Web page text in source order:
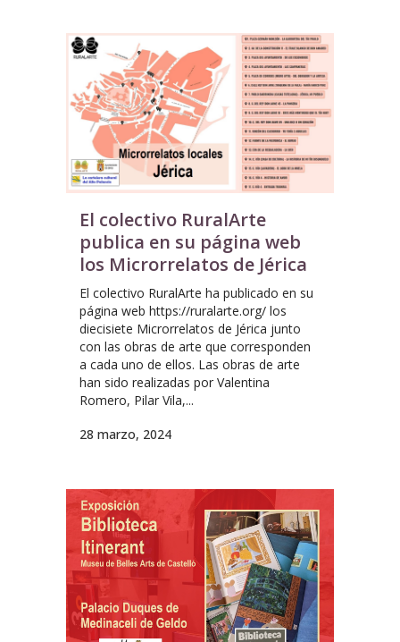
El colectivo RuralArte
publica en su página web
los Microrrelatos de Jérica
El colectivo RuralArte ha publicado en su
página web https://ruralarte.org/ los
diecisiete Microrrelatos de Jérica junto
con las obras de arte que corresponden
a cada uno de ellos. Las obras de arte
han sido realizadas por Valentina
Romero, Pilar Vila,...
28 marzo, 2024